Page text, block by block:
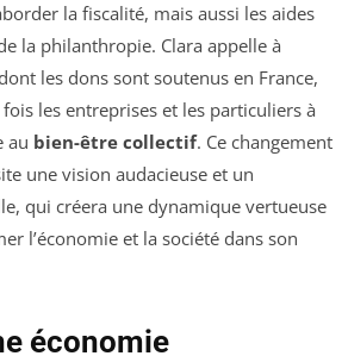
la fiscalité, mais aussi les aides
la philanthropie. Clara appelle à
les dons sont soutenus en France,
les entreprises et les particuliers à
au bien-être collectif. Ce changement
une vision audacieuse et un
qui créera une dynamique vertueuse
l’économie et la société dans son
économie